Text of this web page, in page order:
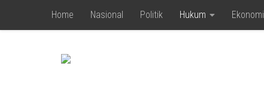
Skip to content
Home Nasional Politik Hukum Ekonomi